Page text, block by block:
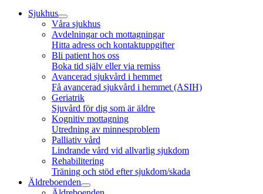
Sjukhus
Våra sjukhus
Avdelningar och mottagningar
Hitta adress och kontaktuppgifter
Bli patient hos oss
Boka tid själv eller via remiss
Avancerad sjukvård i hemmet
Få avancerad sjukvård i hemmet (ASIH)
Geriatrik
Sjuvård för dig som är äldre
Kognitiv mottagning
Utredning av minnesproblem
Palliativ vård
Lindrande vård vid allvarlig sjukdom
Rehabilitering
Träning och stöd efter sjukdom/skada
Äldreboenden